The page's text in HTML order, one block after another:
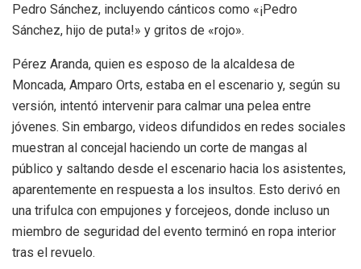
Pedro Sánchez, incluyendo cánticos como «¡Pedro
Sánchez, hijo de puta!» y gritos de «rojo».
Pérez Aranda, quien es esposo de la alcaldesa de
Moncada, Amparo Orts, estaba en el escenario y, según su
versión, intentó intervenir para calmar una pelea entre
jóvenes. Sin embargo, videos difundidos en redes sociales
muestran al concejal haciendo un corte de mangas al
público y saltando desde el escenario hacia los asistentes,
aparentemente en respuesta a los insultos. Esto derivó en
una trifulca con empujones y forcejeos, donde incluso un
miembro de seguridad del evento terminó en ropa interior
tras el revuelo.